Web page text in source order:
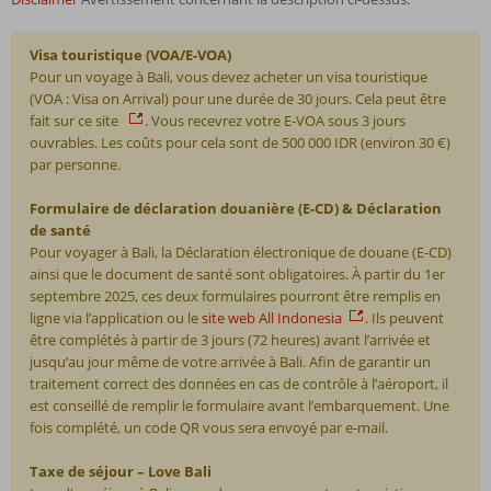
Visa touristique (VOA/E-VOA)
Pour un voyage à Bali, vous devez acheter un visa touristique
(VOA : Visa on Arrival) pour une durée de 30 jours. Cela peut être
fait sur ce site
. Vous recevrez votre E-VOA sous 3 jours
ouvrables. Les coûts pour cela sont de 500 000 IDR (environ 30 €)
par personne.
Formulaire de déclaration douanière (E-CD) & Déclaration
de santé
Pour voyager à Bali, la Déclaration électronique de douane (E-CD)
ainsi que le document de santé sont obligatoires. À partir du 1er
septembre 2025, ces deux formulaires pourront être remplis en
ligne via l’application ou lesite web All Indonesia
. Ils peuvent
être complétés à partir de 3 jours (72 heures) avant l’arrivée et
jusqu’au jour même de votre arrivée à Bali. Afin de garantir un
traitement correct des données en cas de contrôle à l’aéroport, il
est conseillé de remplir le formulaire avant l’embarquement. Une
fois complété, un code QR vous sera envoyé par e-mail.
Taxe de séjour – Love Bali